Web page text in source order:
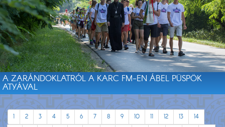
A ZARÁNDOKLATRÓL A KARC FM-EN ÁBEL PÜSPÖK
ATYÁVAL
1 2 3 4 5 6 7 8 9 10 11 12 13
14